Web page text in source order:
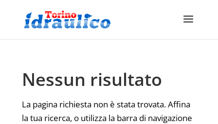
Nessun risultato
La pagina richiesta non è stata trovata. Affina
la tua ricerca, o utilizza la barra di navigazione